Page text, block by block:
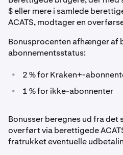
$ eller mere i samlede
ACATS, modtager en
Bonusprocenten afhænger af
abonnementsstatus:
• 2 % for Kraken+-
• 1 % for ikke-abonnenter
Bonusser beregnes ud fra
overført via berettigede
fratrukket eventuelle